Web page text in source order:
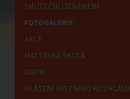
SMUTEČNÍ OZNÁMENÍ
FOTOGALERIE
AKCE
MATEŘSKÁ ŠKOLA
GDPR
HLÁŠENÍ MÍSTNÍHO ROZHLASU